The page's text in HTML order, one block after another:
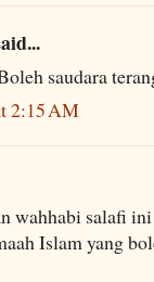
saudara
2:15 AM
wahhabi salafi
Islam yang